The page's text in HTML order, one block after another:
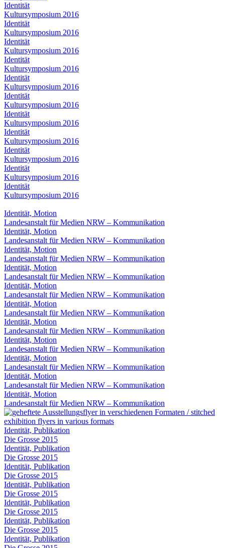
Identität
Kultursymposium 2016
Identität
Kultursymposium 2016
Identität
Kultursymposium 2016
Identität
Kultursymposium 2016
Identität
Kultursymposium 2016
Identität
Kultursymposium 2016
Identität
Kultursymposium 2016
Identität
Kultursymposium 2016
Identität
Kultursymposium 2016
Identität
Kultursymposium 2016
Identität
Kultursymposium 2016
Identität, Motion
Landesanstalt für Medien NRW – Kommunikation
Identität, Motion
Landesanstalt für Medien NRW – Kommunikation
Identität, Motion
Landesanstalt für Medien NRW – Kommunikation
Identität, Motion
Landesanstalt für Medien NRW – Kommunikation
Identität, Motion
Landesanstalt für Medien NRW – Kommunikation
Identität, Motion
Landesanstalt für Medien NRW – Kommunikation
Identität, Motion
Landesanstalt für Medien NRW – Kommunikation
Identität, Motion
Landesanstalt für Medien NRW – Kommunikation
Identität, Motion
Landesanstalt für Medien NRW – Kommunikation
Identität, Motion
Landesanstalt für Medien NRW – Kommunikation
Identität, Motion
Landesanstalt für Medien NRW – Kommunikation
Identität, Publikation
Die Grosse 2015
Identität, Publikation
Die Grosse 2015
Identität, Publikation
Die Grosse 2015
Identität, Publikation
Die Grosse 2015
Identität, Publikation
Die Grosse 2015
Identität, Publikation
Die Grosse 2015
Identität, Publikation